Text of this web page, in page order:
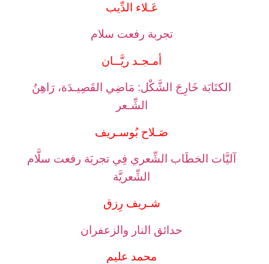
عَـلاء الدِّيب
تجربة رفعت سلام
أمـجـد ريَّــان
الكتَابَة خَارِجَ الشَّكْل: مَاضِي القَصِيـدَة، رَاهِنُ
الشِّـعر
صَـلاح بُوسـريف
آليَّات الخطَاب الشِّعري فِي تجربَة رفعت سلَّام
الشِّعريَّة
شـريف رِزق
حدائق النار والزعفران
محمد عليم